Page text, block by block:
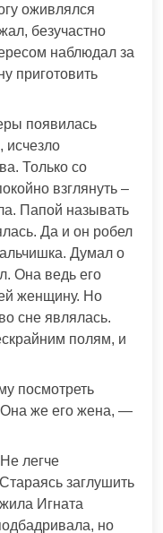
оживлялся
безучастно
наблюдал за
приготовить
появилась
исчезло
Только со
взглянуть –
Папой называть
Да и он робел
Думал о
Она ведь его
женщину. Но
сне являлась.
полям, и
посмотреть
Она же его жена, —
легче
заглушить
Игната
но